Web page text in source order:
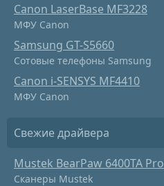
Canon LaserBase MF3228
МФУ Canon
Samsung GT-S5660
Сотовые телефоны Samsung
Canon i-SENSYS MF4410
МФУ Canon
Свежие драйвера
Mustek BearPaw 6400TA Pro
Сканеры Mustek